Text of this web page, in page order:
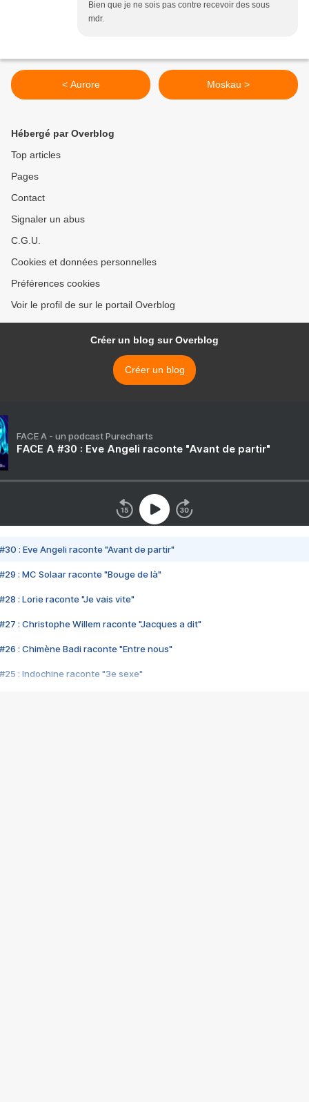
Bien que je ne sois pas contre recevoir des sous
mdr.
< Aurore Moskau >
Hébergé par Overblog
Top articles
Pages
Contact
Signaler un abus
C.G.U.
Cookies et données personnelles
Préférences cookies
Voir le profil de sur le portail Overblog
Créer un blog sur Overblog
Créer un blog
FACE A - un podcast Purecharts
FACE A #30 : Eve Angeli raconte "Avant de partir"
#30 : Eve Angeli raconte "Avant de partir"
#29 : MC Solaar raconte "Bouge de là"
#28 : Lorie raconte "Je vais vite"
#27 : Christophe Willem raconte "Jacques a dit"
#26 : Chimène Badi raconte "Entre nous"
#25 : Indochine raconte "3e sexe"